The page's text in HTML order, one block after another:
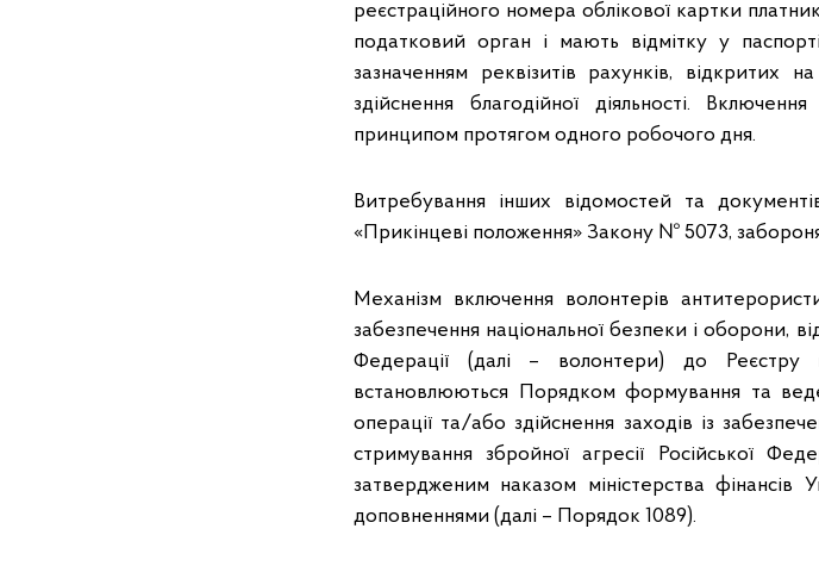
реєстраційного номера облікової картки
податковий орган і мають відмітку у
зазначенням реквізитів рахунків, відкритих
здійснення благодійної діяльності.
принципом протягом одного робочого дня.
Витребування інших відомостей та
«Прикінцеві положення» Закону № 5073,
Механізм включення волонтерів
забезпечення національної безпеки і оборони,
Федерації (далі – волонтери) до Реєстру
встановлюються Порядком формування та
операції та/або здійснення заходів із
стримування збройної агресії Російської
затвердженим наказом міністерства
доповненнями (далі – Порядок 1089).